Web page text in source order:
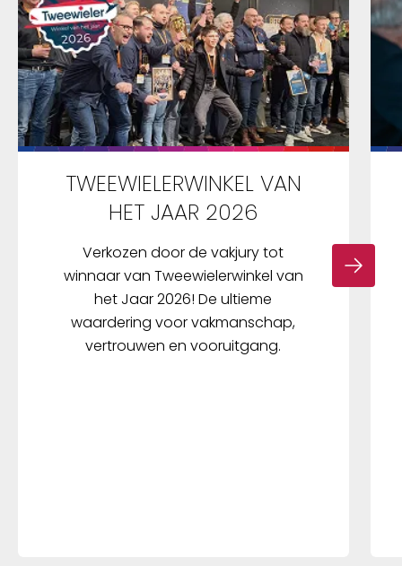
TWEEWIELERWINKEL VAN
HET JAAR 2026
Verkozen door de vakjury tot
winnaar van Tweewielerwinkel van
het Jaar 2026! De ultieme
waardering voor vakmanschap,
vertrouwen en vooruitgang.